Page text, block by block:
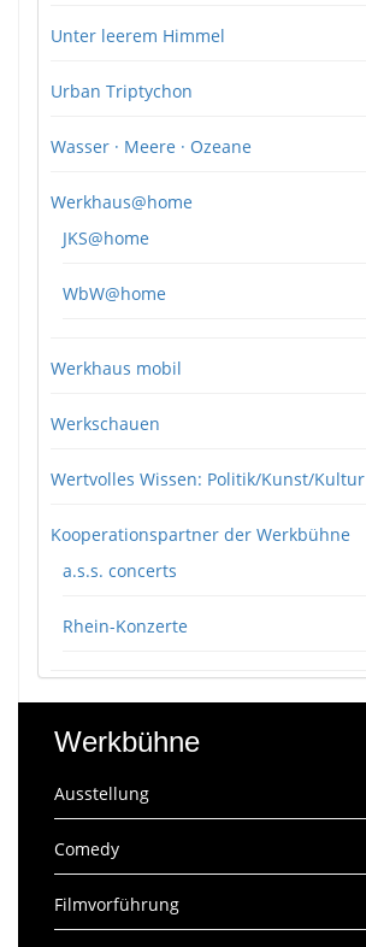
Unter leerem Himmel
Urban Triptychon
Wasser · Meere · Ozeane
Werkhaus@home
JKS@home
WbW@home
Werkhaus mobil
Werkschauen
Wertvolles Wissen: Politik/Kunst/Kultur
Kooperationspartner der Werkbühne
a.s.s. concerts
Rhein-Konzerte
Werkbühne
Ausstellung
Comedy
Filmvorführung